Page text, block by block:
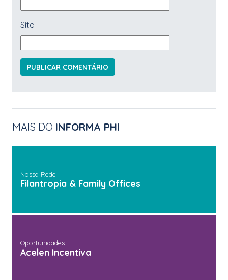
Site
MAIS DO INFORMA PHI
Nossa Rede
Filantropia & Family Offices
Oportunidades
Acelen Incentiva